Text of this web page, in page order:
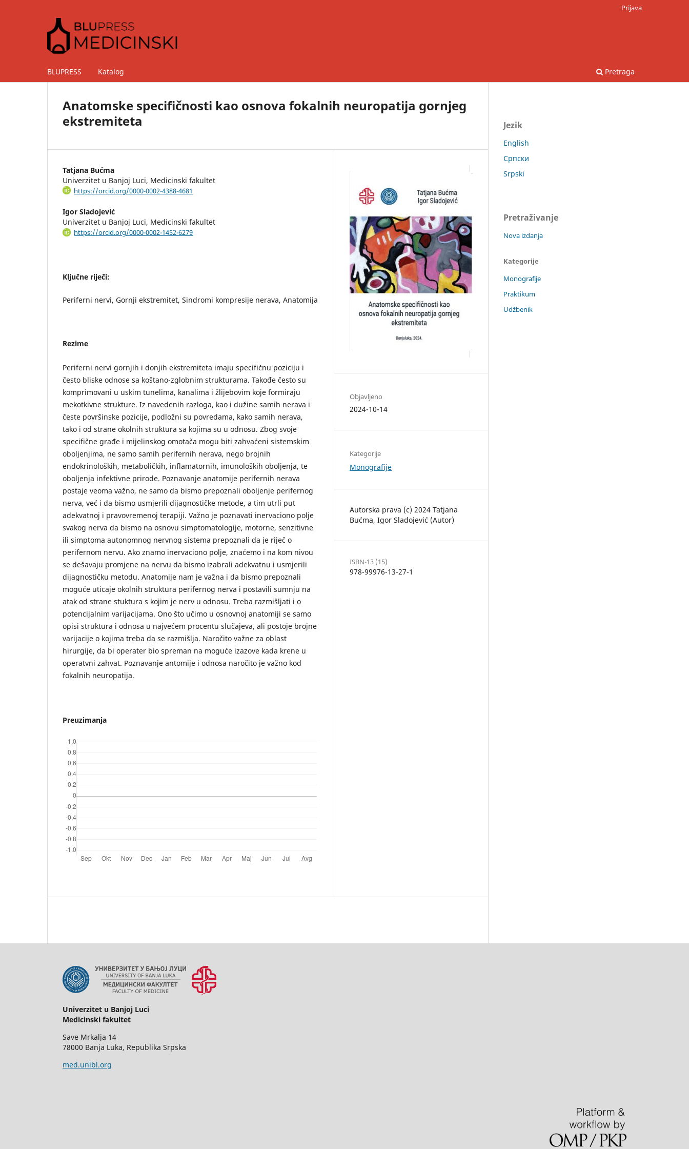
BLUPRESS Katalog Pretraga
Prijava
Anatomske specifičnosti kao osnova fokalnih neuropatija gornjeg
ekstremiteta
Tatjana Bućma
Univerzitet u Banjoj Luci, Medicinski fakultet
https://orcid.org/0000-0002-4388-4681
Igor Sladojević
Univerzitet u Banjoj Luci, Medicinski fakultet
https://orcid.org/0000-0002-1452-6279
Ključne riječi:
Periferni nervi, Gornji ekstremitet, Sindromi kompresije nerava, Anatomija
Rezime
Periferni nervi gornjih i donjih ekstremiteta imaju specifičnu poziciju i
često bliske odnose sa koštano-zglobnim strukturama. Takođe često su
komprimovani u uskim tunelima, kanalima i žlijebovim koje formiraju
mekotkivne strukture. Iz navedenih razloga, kao i dužine samih nerava i
česte površinske pozicije, podložni su povredama, kako samih nerava,
tako i od strane okolnih struktura sa kojima su u odnosu. Zbog svoje
specifične građe i mijelinskog omotača mogu biti zahvaćeni sistemskim
oboljenjima, ne samo samih perifernih nerava, nego brojnih
endokrinoloških, metaboličkih, inflamatornih, imunoloških oboljenja, te
oboljenja infektivne prirode. Poznavanje anatomije perifernih nerava
postaje veoma važno, ne samo da bismo prepoznali oboljenje perifernog
nerva, već i da bismo usmjerili dijagnostičke metode, a tim utrli put
adekvatnoj i pravovremenoj terapiji. Važno je poznavati inervaciono polje
svakog nerva da bismo na osnovu simptomatologije, motorne, senzitivne
ili simptoma autonomnog nervnog sistema prepoznali da je riječ o
perifernom nervu. Ako znamo inervaciono polje, znaćemo i na kom nivou
se dešavaju promjene na nervu da bismo izabrali adekvatnu i usmjerili
dijagnostičku metodu. Anatomije nam je važna i da bismo prepoznali
moguće uticaje okolnih struktura perifernog nerva i postavili sumnju na
atak od strane stuktura s kojim je nerv u odnosu. Treba razmišljati i o
potencijalnim varijacijama. Ono što učimo u osnovnoj anatomiji se samo
opisi struktura i odnosa u najvećem procentu slučajeva, ali postoje brojne
varijacije o kojima treba da se razmišlja. Naročito važne za oblast
hirurgije, da bi operater bio spreman na moguće izazove kada krene u
operatvni zahvat. Poznavanje antomije i odnosa naročito je važno kod
fokalnih neuropatija.
Preuzimanja
Objavljeno
2024-10-14
Kategorije
Monografije
Autorska prava (c) 2024 Tatjana
Bućma, Igor Sladojević (Autor)
ISBN-13 (15)
978-99976-13-27-1
Jezik
English
Српски
Srpski
Pretraživanje
Nova izdanja
Kategorije
Monografije
Praktikum
Udžbenik
Univerzitet u Banjoj Luci
Medicinski fakultet
Save Mrkalja 14
78000 Banja Luka, Republika Srpska
med.unibl.org